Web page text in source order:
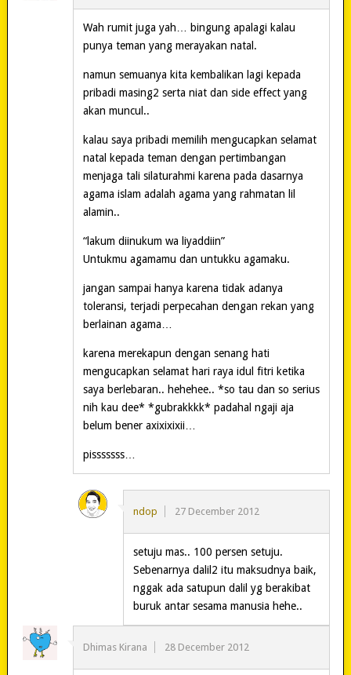
Wah rumit juga yah… bingung apalagi kalau
punya teman yang merayakan natal.
namun semuanya kita kembalikan lagi kepada
pribadi masing2 serta niat dan side effect yang
akan muncul..
kalau saya pribadi memilih mengucapkan selamat
natal kepada teman dengan pertimbangan
menjaga tali silaturahmi karena pada dasarnya
agama islam adalah agama yang rahmatan lil
alamin..
“lakum diinukum wa liyaddiin”
Untukmu agamamu dan untukku agamaku.
jangan sampai hanya karena tidak adanya
toleransi, terjadi perpecahan dengan rekan yang
berlainan agama…
karena merekapun dengan senang hati
mengucapkan selamat hari raya idul fitri ketika
saya berlebaran.. hehehee.. *so tau dan so serius
nih kau dee* *gubrakkkk* padahal ngaji aja
belum bener axixixixii…
pisssssss…
ndop 27 December 2012
setuju mas.. 100 persen setuju.
Sebenarnya dalil2 itu maksudnya baik,
nggak ada satupun dalil yg berakibat
buruk antar sesama manusia hehe..
Dhimas Kirana 28 December 2012